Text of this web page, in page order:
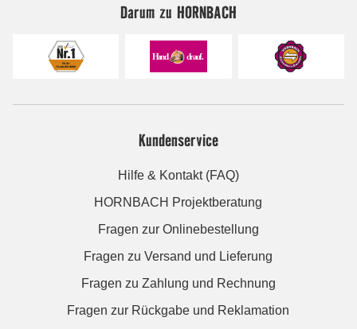
Darum zu HORNBACH
Kundenservice
Hilfe & Kontakt (FAQ)
HORNBACH Projektberatung
Fragen zur Onlinebestellung
Fragen zu Versand und Lieferung
Fragen zu Zahlung und Rechnung
Fragen zur Rückgabe und Reklamation